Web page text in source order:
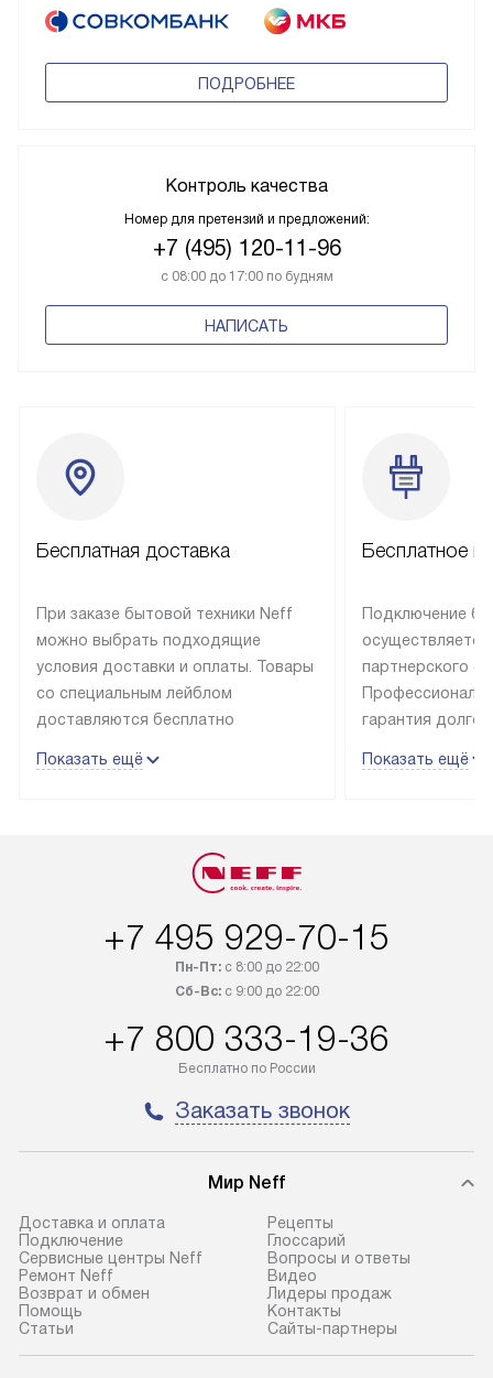
ПОДРОБНЕЕ
Контроль качества
Номер для претензий и предложений:
+7 (495) 120-11-96
с 08:00 до 17:00 по будням
НАПИСАТЬ
Бесплатная доставка
При заказе бытовой техники Neff
можно выбрать подходящие
условия доставки и оплаты. Товары
со специальным лейблом
доставляются бесплатно
до подъезда, отдельная доставка
оплачивается дополнительно. Если
товар в наличии, он может быть
трех дней. Доставка в Санкт-
Петербург и другие регионы
осуществляется через
100% предоплаты мы бесплатно
транспортной компании в городе
Показать ещё
Бесплатное
Подключение
партнерского
гарантия
и Санкт-
по монтажу
гарантия в
Показать ещё
+7 495 929-70-15
Пн-Пт:с 8:00 до 22:00
Сб-Вс:с 9:00 до 22:00
+7 800 333-19-36
Бесплатно по России
Заказать звонок
Мир Neff
Доставка и оплата
Подключение
Сервисные центры Neff
Ремонт Neff
Возврат и обмен
Помощь
Статьи
Рецепты
Глоссарий
Вопросы и ответы
Видео
Лидеры продаж
Контакты
Сайты-партнеры